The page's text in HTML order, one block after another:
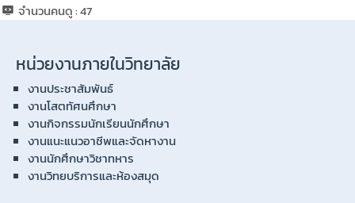
จำนวนคนดู :47
หน่วยงานภายในวิทยาลัย
งานประชาสัมพันธ์
งานโสตทัศนศึกษา
งานกิจกรรมนักเรียนนักศึกษา
งานแนะแนวอาชีพและจัดหางาน
งานนักศึกษาวิชาทหาร
งานวิทยบริการและห้องสมุด